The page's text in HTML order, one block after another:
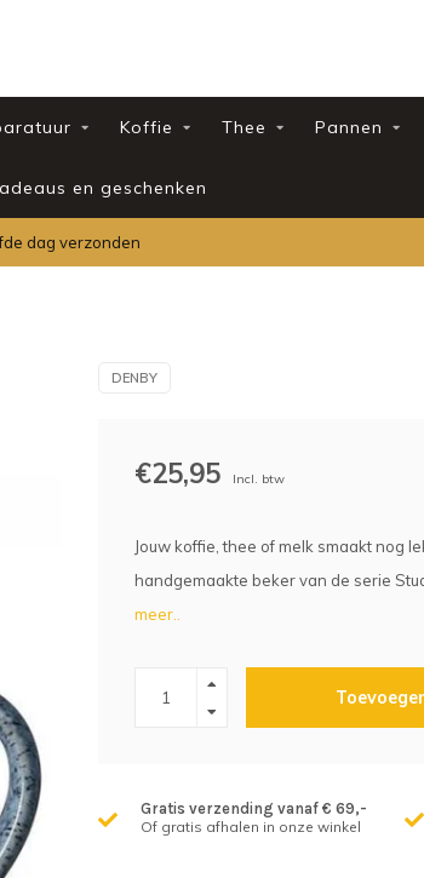
Koffie Thee Pannen
en geschenken
dag verzonden
DENBY
€25,95 Incl. btw
Jouw koffie, thee of melk smaakt nog
handgemaakte beker van de serie
meer..
Gratis verzending vanaf € 69,-
Of gratis afhalen in onze winkel